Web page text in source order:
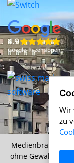
Medienbranche.ch
ohne Gewähr |
Wir
zu